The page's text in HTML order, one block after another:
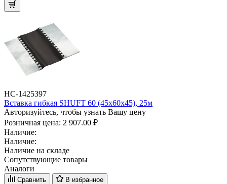
НС-1425397
Вставка гибкая SHUFT 60 (45х60х45), 25м
Авторизуйтесь, чтобы узнать Вашу цену
Розничная цена: 2 907.00 ₽
Наличие:
Наличие:
Наличие на складе
Сопутствующие товары
Аналоги
Сравнить В избранное